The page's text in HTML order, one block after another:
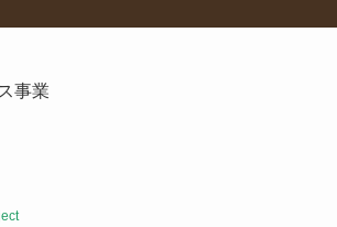
事業